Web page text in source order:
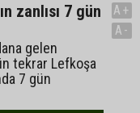
zanlısı 7 gün
gelen
tekrar Lefkoşa
7 gün
A+
A-